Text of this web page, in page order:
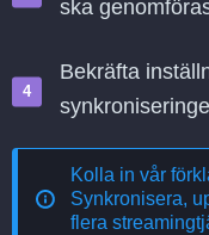
ska
Bekräfta
Kolla in vår
Synkronisera,
flera